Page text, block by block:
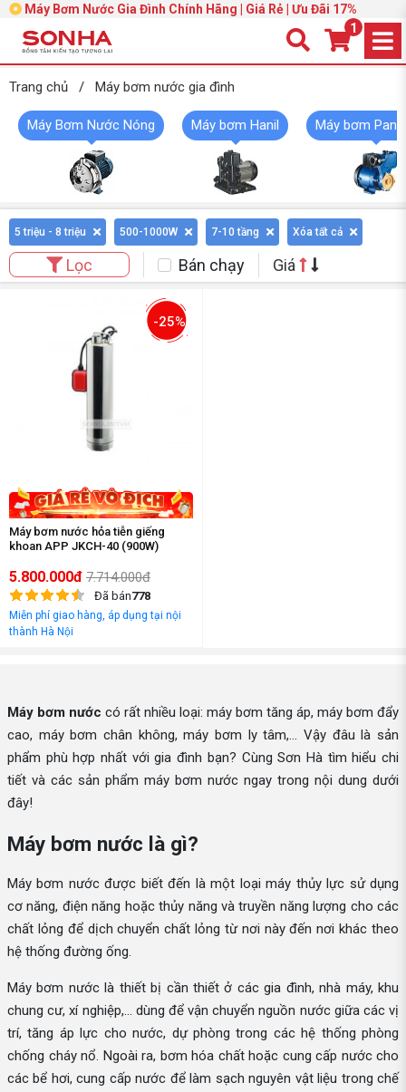
Máy Bơm Nước Gia Đình Chính Hãng | Giá Rẻ | Ưu Đãi 17%
1
Trang chủ / Máy bơm nước gia đình
Máy Bơm Nước Nóng Máy bơm Hanil Máy bơm
5 triệu - 8 triệu 500-1000W 7-10 tầng Xóa tất cả
Lọc Bán chạy Giá
-25%
Máy bơm nước hỏa tiễn giếng
khoan APP JKCH-40 (900W)
5.800.000đ 7.714.000đ
Đã bán778
Miễn phí giao hàng, áp dụng tại nội
thành Hà Nội
Máy bơm nước có rất nhiều loại: máy bơm tăng áp, máy bơm đẩy
cao, máy bơm chân không, máy bơm ly tâm,... Vậy đâu là sản
phẩm phù hợp nhất với gia đình bạn? Cùng Sơn Hà tìm hiểu chi
tiết và các sản phẩm máy bơm nước ngay trong nội dung dưới
đây!
Máy bơm nước là gì?
Máy bơm nước được biết đến là một loại máy thủy lực sử dụng
cơ năng, điện năng hoặc thủy năng và truyền năng lượng cho các
chất lỏng để dịch chuyển chất lỏng từ nơi này đến nơi khác theo
hệ thống đường ống.
Máy bơm nước là thiết bị cần thiết ở các gia đình, nhà máy, khu
chung cư, xí nghiệp,... dùng để vận chuyển nguồn nước giữa các vị
trí, tăng áp lực cho nước, dự phòng trong các hệ thống phòng
chống cháy nổ. Ngoài ra, bơm hóa chất hoặc cung cấp nước cho
các bể hơi, cung cấp nước để làm sạch nguyên vật liệu trong chế